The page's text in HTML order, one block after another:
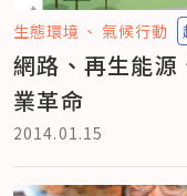
生態環境 氣候行動
網路、再生能源
業革命
2014.01.15